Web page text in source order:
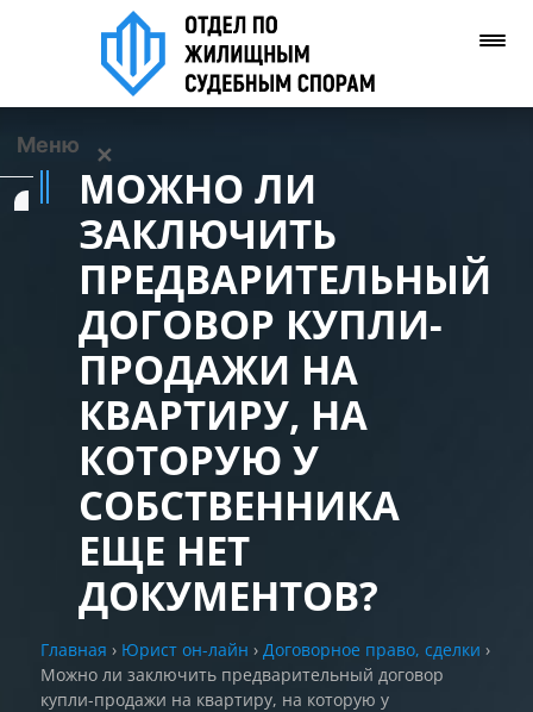
Меню ✕
Контакты
Задать вопрос
Позвонить нам
РАЗДЕЛЫ
САЙТА
МОЖНО ЛИ
ЗАКЛЮЧИТЬ
ПРЕДВАРИТЕЛЬНЫЙ
ДОГОВОР КУПЛИ-
ПРОДАЖИ НА
КВАРТИРУ, НА
КОТОРУЮ У
СОБСТВЕННИКА
ЕЩЕ НЕТ
ДОКУМЕНТОВ?
Главная › Юрист он-лайн › Договорное право, сделки ›
Можно ли заключить предварительный договор
купли-продажи на квартиру, на которую у